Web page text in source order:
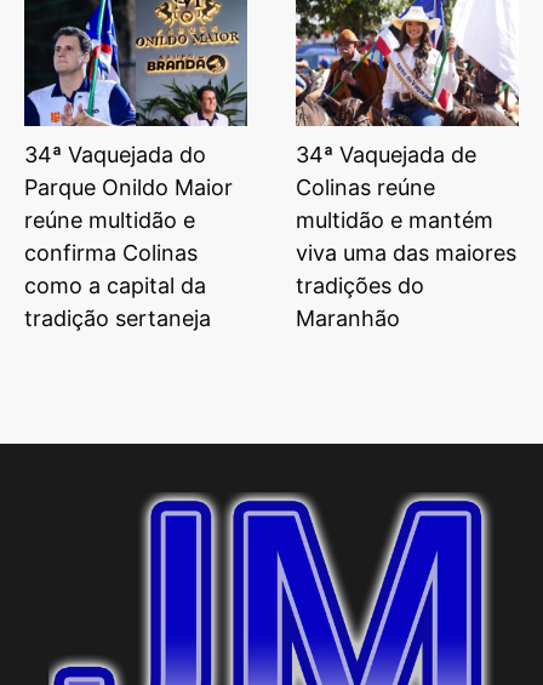
34ª Vaquejada do
Parque Onildo Maior
reúne multidão e
confirma Colinas
como a capital da
tradição sertaneja
34ª Vaquejada de
Colinas reúne
multidão e mantém
viva uma das maiores
tradições do
Maranhão